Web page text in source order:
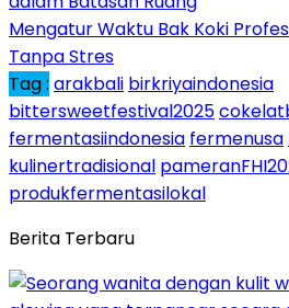
Mengatur Waktu Bak Koki
Tanpa Stres
Tag : arakbali birkriyaindonesia
bittersweetfestival2025
fermentasiindonesia fermenusa
kulinertradisional
produkfermentasilokal
Berita Terbaru